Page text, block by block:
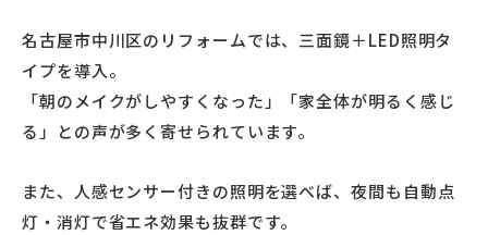
名古屋市中川区のリフォームでは、三面鏡＋LED照明タ
イプを導入。
「朝のメイクがしやすくなった」「家全体が明るく感じ
る」との声が多く寄せられています。
また、人感センサー付きの照明を選べば、夜間も自動点
灯・消灯で省エネ効果も抜群です。